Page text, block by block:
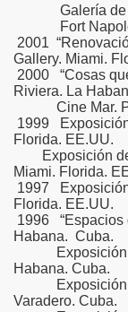
Galería de
Fort
2001
Gallery. Miami.
2000 “Cosas
Riviera. La
Cine Mar.
1999
Florida.
Exposición de
Miami. Florida.
1997
Florida.
1996 “Espacios
Habana.
Exposición
Habana. Cuba.
Exposición de
Varadero. Cuba.